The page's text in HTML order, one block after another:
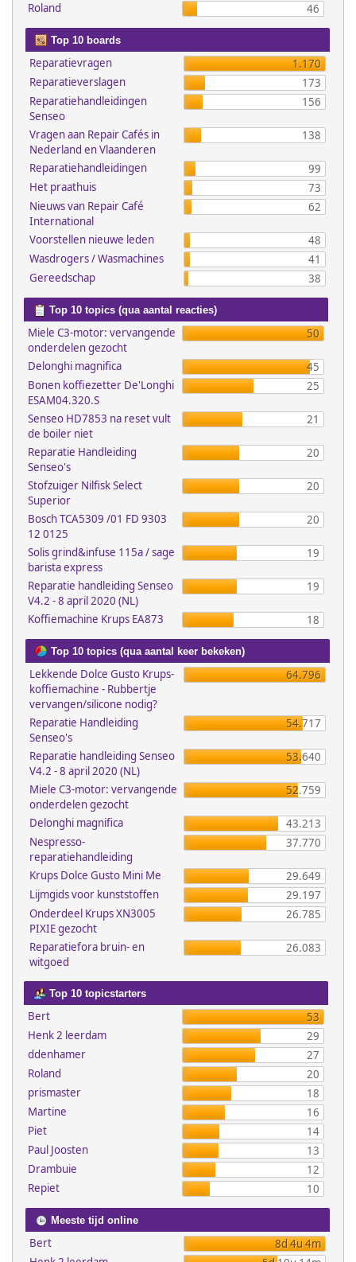
Roland
46
Top 10 boards
Reparatievragen
1.170
Reparatieverslagen
173
Reparatiehandleidingen
Senseo
156
Vragen aan Repair Cafés in
Nederland en Vlaanderen
138
Reparatiehandleidingen
99
Het praathuis
73
Nieuws van Repair Café
International
62
Voorstellen nieuwe leden
48
Wasdrogers / Wasmachines
41
Gereedschap
38
Top 10 topics (qua aantal reacties)
Miele C3-motor: vervangende
onderdelen gezocht
50
Delonghi magnifica
45
Bonen koffiezetter De'Longhi
ESAM04.320.S
25
Senseo HD7853 na reset vult
de boiler niet
21
Reparatie Handleiding
Senseo's
20
Stofzuiger Nilfisk Select
Superior
20
Bosch TCA5309 /01 FD 9303
12 0125
20
Solis grind&infuse 115a / sage
barista express
19
Reparatie handleiding Senseo
V4.2 - 8 april 2020 (NL)
19
Koffiemachine Krups EA873 18
Top 10 topics (qua aantal keer bekeken)
Lekkende Dolce Gusto Krups-
koffiemachine - Rubbertje
vervangen/silicone nodig?
64.796
Reparatie Handleiding
Senseo's
54.717
Reparatie handleiding Senseo
V4.2 - 8 april 2020 (NL)
53.640
Miele C3-motor: vervangende
onderdelen gezocht
52.759
Delonghi magnifica
43.213
Nespresso-
reparatiehandleiding
37.770
Krups Dolce Gusto Mini Me
29.649
Lijmgids voor kunststoffen
29.197
Onderdeel Krups XN3005
PIXIE gezocht
26.785
Reparatiefora bruin- en
witgoed
26.083
Top 10 topicstarters
Bert
53
Henk 2 leerdam
29
ddenhamer
27
Roland
20
prismaster
18
Martine
16
Piet
14
Paul Joosten
13
Drambuie
12
Repiet
10
Meeste tijd online
Bert
8d 4u 4m